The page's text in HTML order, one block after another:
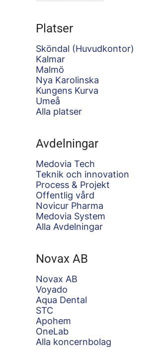
Platser
Sköndal (Huvudkontor)
Kalmar
Malmö
Nya Karolinska
Kungens Kurva
Umeå
Alla platser
Avdelningar
Medovia Tech
Teknik och innovation
Process & Projekt
Offentlig vård
Novicur Pharma
Medovia System
Alla Avdelningar
Novax AB
Novax AB
Voyado
Aqua Dental
STC
Apohem
OneLab
Alla koncernbolag